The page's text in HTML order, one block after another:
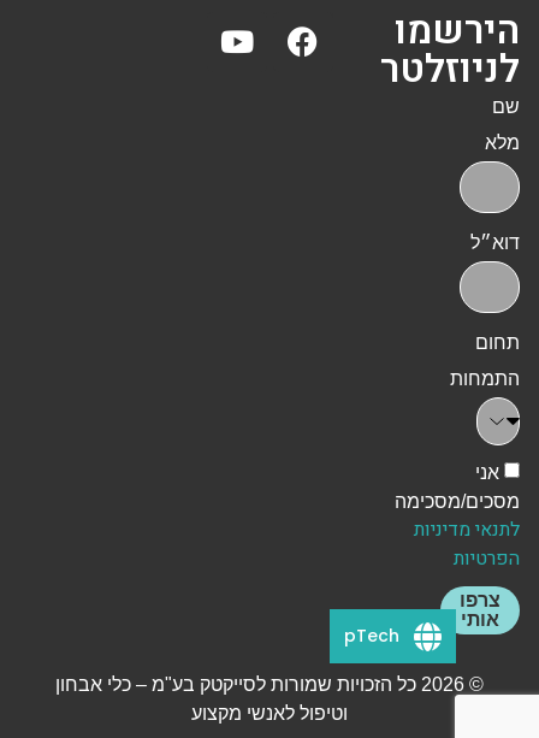
הירשמו
לניוזלטר
שם
מלא
דוא״ל
תחום
התמחות
אני
מסכים/מסכימה
לתנאי מדיניות
הפרטיות
צרפו
אותי
© 2026 כל הזכויות שמורות לסייקטק בע"מ – כלי אבחון
וטיפול לאנשי מקצוע
pTech